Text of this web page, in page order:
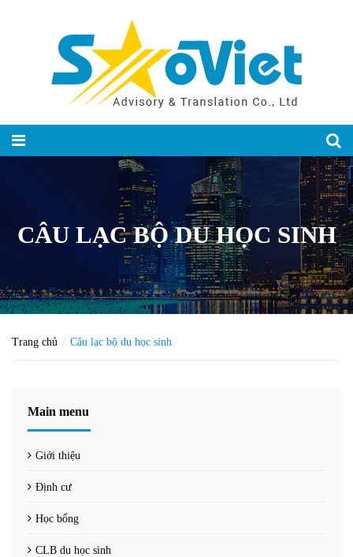
CÂU LẠC BỘ DU HỌC SINH
Trang chủ Câu lạc bộ du học sinh
Main menu
Giới thiệu
Định cư
Học bổng
CLB du học sinh